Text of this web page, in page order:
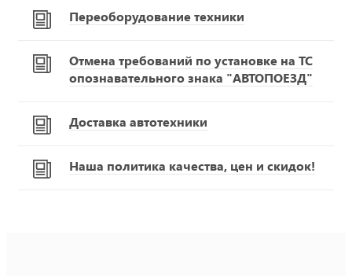
Переоборудование техники
Отмена требований по установке на ТС
опознавательного знака "АВТОПОЕЗД"
Доставка автотехники
Наша политика качества, цен и скидок!